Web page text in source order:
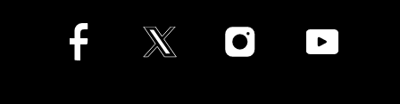
Facebook
X Instagram